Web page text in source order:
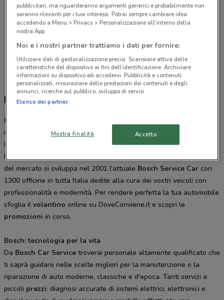
1.8 km
APERTO
Via Ciro Menotti, 20 Roma
2.2 km
APERTO
Tutti i negozi Bosch Car Service
Bosch Car Service, offerte e negozi
Bosch Car Service
nell'
assistenza, nellariparazione manutenzione
Il primo
nasce nel 1921 ed è presente in 150 paesi.
In Italia la rete di
del mercato si sviluppa nel 2001 l'attuale Bosch Service Car con
1300 officine in tutta Italia dedite alla cura dei vostri veicoli con
professionalità e modernità. Per rendere perfetta la tua automobile
sfoglia il volantino online su DoveConviene.it e scopri le
promozioni in corso.
Bosch: tecnologia per la vita
Da Bosch Car Service troverai personale altamente qualificato che
ti saprà guidare nelle scelte migliori per la manutenzione o la
riparazione di auto moderne, classiche e d'epoca. Tanti servizi a
piccoli prezzi: diagnosi accurate di sistemi elettrici, elettronici e
pubblicitari, ma riguarderanno argomenti generici e probabilmente non
saranno rilevanti per i tuoi interessi. Potrai sempre cambiare idea
accedendo a Menu > Privacy > Personalizzazione all'interno della
nostra App.
Noi e i nostri partner trattiamo i dati per fornire:
Utilizzare dati di geolocalizzazione precisi. Scansione attiva delle
caratteristiche del dispositivo ai fini dell’identificazione. Archiviare
informazioni su dispositivo e/o accedervi. Pubblicità e contenuti
personalizzati, misurazione delle prestazioni dei contenuti e degli
annunci, ricerche sul pubblico, sviluppo di servizi.
Elenco dei partner
Mostra finalità Accetto